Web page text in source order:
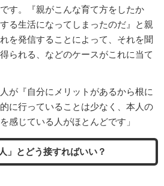
す。『親がこんな育て方をしたか
る生活になってしまったのだ』と親
を発信することによって、それを聞
られる、などのケースがこれに当て
が『自分にメリットがあるから根に
に行っていることは少なく、本人の
感じている人がほとんどです」
」とどう接すればいい？